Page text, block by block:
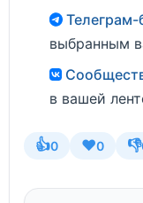
Телеграм-
выбранным
в вашей
👍0 ❤️0 👎